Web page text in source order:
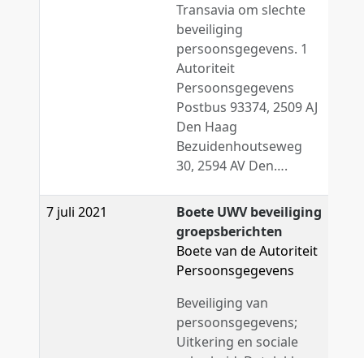
Transavia om slechte
beveiliging
persoonsgegevens. 1
Autoriteit
Persoonsgegevens
Postbus 93374, 2509 AJ
Den Haag
Bezuidenhoutseweg
30, 2594 AV Den….
7 juli 2021
Boete UWV beveiliging
groepsberichten
Boete van de Autoriteit
Persoonsgegevens
Beveiliging van
persoonsgegevens;
Uitkering en sociale